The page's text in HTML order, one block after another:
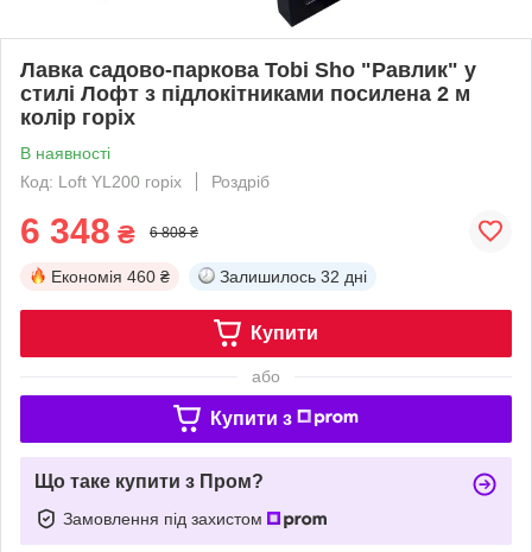
Лавка садово-паркова Tobi Sho "Равлик" у
стилі Лофт з підлокітниками посилена 2 м
колір горіх
В наявності
Код: Loft YL200 горіх
Роздріб
6 348 ₴ 6 808 ₴
Економія 460 ₴ Залишилось 32 дні
Купити
або
Купити з
Що таке купити з Пром?
Замовлення під захистом